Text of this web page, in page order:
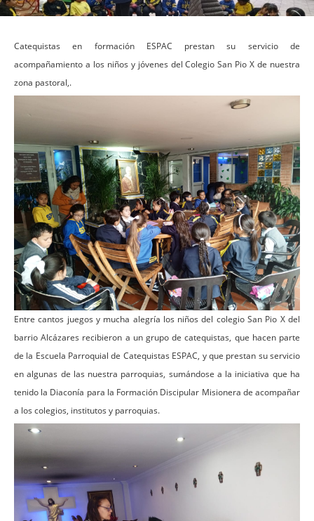
Catequistas en formación ESPAC prestan su servicio de
acompañamiento a los niños y jóvenes del Colegio San Pio X de nuestra
zona pastoral,.
Entre cantos juegos y mucha alegría los niños del colegio San Pio X del
barrio Alcázares recibieron a un grupo de catequistas, que hacen parte
de la Escuela Parroquial de Catequistas ESPAC, y que prestan su servicio
en algunas de las nuestra parroquias, sumándose a la iniciativa que ha
tenido la Diaconía para la Formación Discipular Misionera de acompañar
a los colegios, institutos y parroquias.